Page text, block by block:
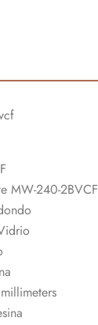
MW-240-2BVCF